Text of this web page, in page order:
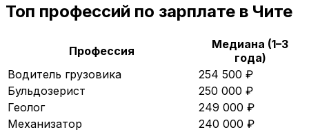
Топ профессий по зарплате в Чите
Профессия
Медиана (1–3
года)
Водитель грузовика
254 500 ₽
Бульдозерист
250 000 ₽
Геолог
249 000 ₽
Механизатор
240 000 ₽